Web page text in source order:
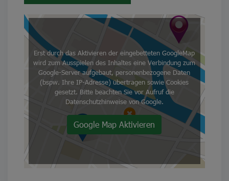
Erst durch das Aktivieren der eingebetteten GoogleMap
wird zum Ausspielen des Inhaltes eine Verbindung zum
Google-Server aufgebaut, personenbezogene Daten
(bspw. Ihre IP-Adresse) übertragen sowie Cookies
gesetzt. Bitte beachten Sie vor Aufruf die
Datenschutzhinweise von Google.
Google Map Aktivieren